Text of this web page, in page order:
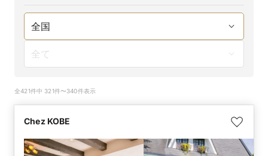
全421件中 321件〜340件表示
Chez KOBE